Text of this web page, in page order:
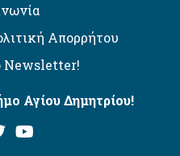
Απορρήτου
Newsletter!
Αγίου Δημητρίου!